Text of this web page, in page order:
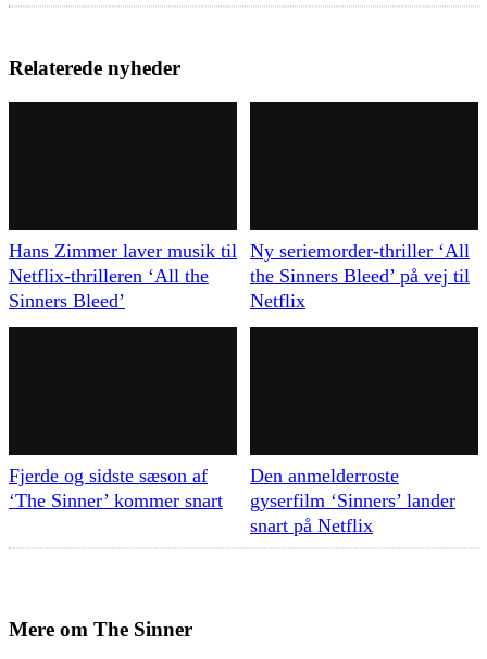
Relaterede nyheder
Hans Zimmer laver musik til
Netflix-thrilleren ‘All the
Sinners Bleed’
Ny seriemorder-thriller ‘All
the Sinners Bleed’ på vej til
Netflix
Fjerde og sidste sæson af
‘The Sinner’ kommer snart
Den anmelderroste
gyserfilm ‘Sinners’ lander
snart på Netflix
Mere om The Sinner